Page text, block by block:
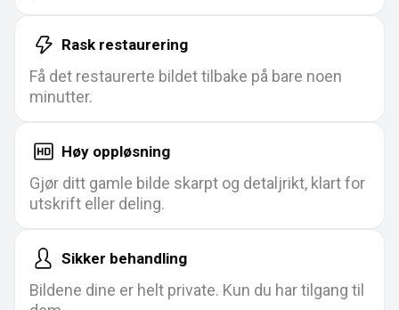
Rask restaurering
Få det restaurerte bildet tilbake på bare noen
minutter.
Høy oppløsning
Gjør ditt gamle bilde skarpt og detaljrikt, klart for
utskrift eller deling.
Sikker behandling
Bildene dine er helt private. Kun du har tilgang til